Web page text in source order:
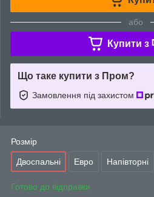
або
Купити з
Що таке купити з Пром?
Замовлення під захистом
Розмір
Двоспальні Евро Напівторні
Готово до відправки